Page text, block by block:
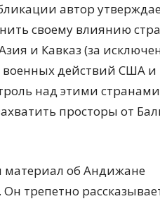
автор
своему влиянию
и Кавказ (за
военных действий США и
над этими
просторы от
материал об Андижане
трепетно